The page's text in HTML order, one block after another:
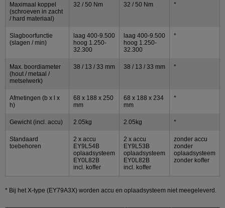
Maximaal koppel
(schroeven in zacht
/ hard materiaal)
32 / 50 Nm 32 / 50 Nm *
Slagboorfunctie
(slagen / min)
laag 400-9.500
hoog 1.250-
32.300
laag 400-9.500
hoog 1.250-
32.300
*
Max. boordiameter
(hout / metaal /
metselwerk)
38 / 13 / 33 mm 38 / 13 / 33 mm *
Afmetingen (b x l x
h)
68 x 188 x 250
mm
68 x 188 x 234
mm
*
Gewicht (incl. accu) 2.05kg 2.05kg *
Standaard
toebehoren
2 x accu
EY9L54B
oplaadsysteem
EY0L82B
incl. koffer
2 x accu
EY9L53B
oplaadsysteem
EY0L82B
incl. koffer
zonder accu
zonder
oplaadsysteem
zonder koffer
* Bij het X-type (EY79A3X) worden accu en oplaadsysteem niet meegeleverd.